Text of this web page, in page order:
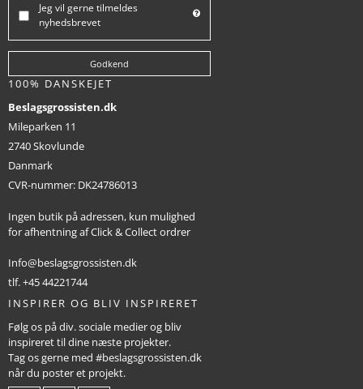
Jeg vil gerne tilmeldes
nyhedsbrevet
Godkend
100% DANSKEJET
Beslagsgrossisten.dk
Mileparken 11
2740 Skovlunde
Danmark
CVR-nummer: DK24786013
Ingen butik på adressen, kun mulighed
for afhentning af Click & Collect ordrer
Info@beslagsgrossisten.dk
tlf. +45 44221744
INSPIRER OG BLIV INSPIRERET
Følg os på div. sociale medier og bliv
inspireret til dine næste projekter.
Tag os gerne med #beslagsgrossisten.dk
når du poster et projekt.